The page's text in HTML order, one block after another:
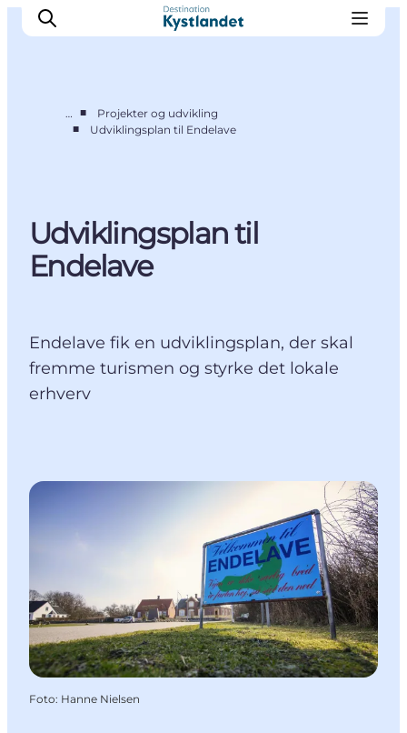
For partnere
Bliv partner
Kontakt
… ■
Projekter og udvikling
■
Udviklingsplan til Endelave
Udviklingsplan til
Endelave
Endelave fik en udviklingsplan, der skal
fremme turismen og styrke det lokale
erhverv
Foto: Hanne Nielsen